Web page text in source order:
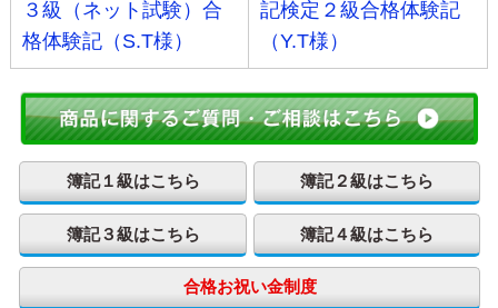
３級（ネット試験）合
格体験記（S.T様）
記検定２級合格体験記
（Y.T様）
簿記１級はこちら 簿記２級はこちら
簿記３級はこちら 簿記４級はこちら
合格お祝い金制度